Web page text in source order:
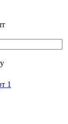
1